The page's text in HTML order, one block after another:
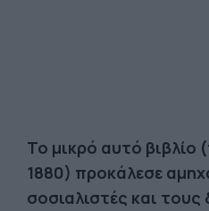
Το μικρό αυτό βιβλίο
1880) προκάλεσε
σοσιαλιστές και τους